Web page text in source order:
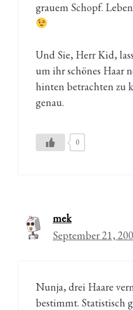
grauem Schopf.
Und Sie, Herr Kid,
um ihr schönes Haar
hinten betrachten zu
genau.
0
mek
September 21,
Nunja, drei Haare
bestimmt. Statistisch